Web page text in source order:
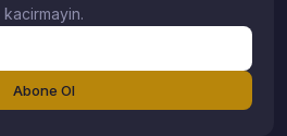
kacirmayin.
Abone Ol